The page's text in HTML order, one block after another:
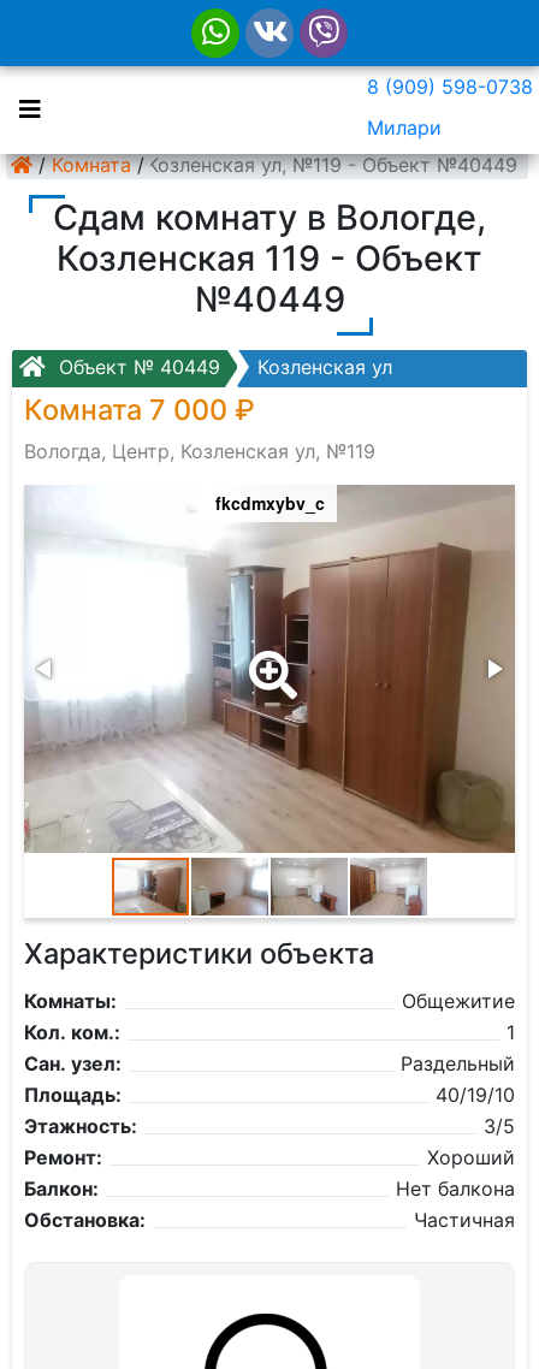
8 (909) 598-0738
Милари
/ Комната /
Центр, Козленская ул, №119 - Объект №40449
Сдам комнату в Вологде,
Козленская 119 - Объект
№40449
Объект № 40449 Козленская ул
Комната 7 000 ₽
Вологда, Центр, Козленская ул, №119
fkcdmxybv_c
Характеристики объекта
Комнаты:
Общежитие
Кол. ком.:
1
Сан. узел:
Раздельный
Площадь:
40/19/10
Этажность:
3/5
Ремонт:
Хороший
Балкон:
Нет балкона
Обстановка:
Частичная